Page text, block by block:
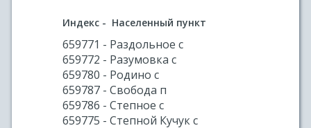
Индекс - Населенный пункт
659771 - Раздольное с
659772 - Разумовка с
659780 - Родино с
659787 - Свобода п
659786 - Степное с
659775 - Степной Кучук с